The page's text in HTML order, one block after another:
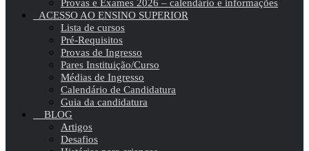
Provas e Exames 2026 – calendário e informações
ACESSO AO ENSINO SUPERIOR
Lista de cursos
Pré-Requisitos
Provas de Ingresso
Pares Instituição/Curso
Médias de Ingresso
Calendário de Candidatura
Guia da candidatura
BLOG
Artigos
Desafios